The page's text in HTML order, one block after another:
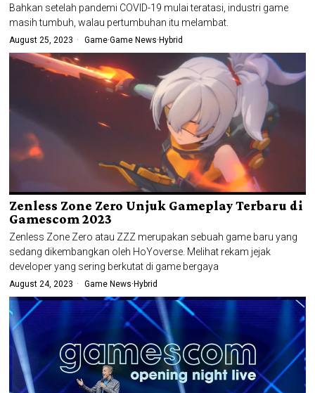
Bahkan setelah pandemi COVID-19 mulai teratasi, industri game
masih tumbuh, walau pertumbuhan itu melambat.
August 25, 2023 Game·Game News· Hybrid
Zenless Zone Zero Unjuk Gameplay Terbaru di
Gamescom 2023
Zenless Zone Zero atau ZZZ merupakan sebuah game baru yang
sedang dikembangkan oleh HoYoverse. Melihat rekam jejak
developer yang sering berkutat di game bergaya
August 24, 2023 Game News·Hybrid